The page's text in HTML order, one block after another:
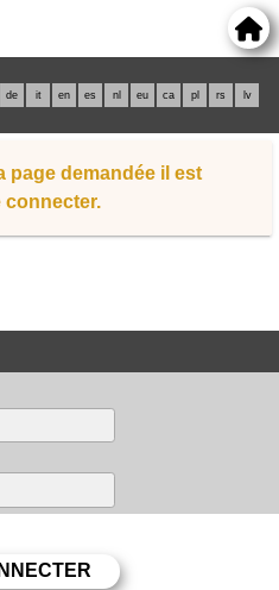
de it en es nl eu ca pl rs lv
page demandée il est
connecter.